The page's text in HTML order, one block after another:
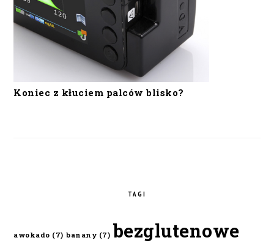
Koniec z kłuciem palców blisko?
TAGI
awokado (7) banany (7) bezglutenowe